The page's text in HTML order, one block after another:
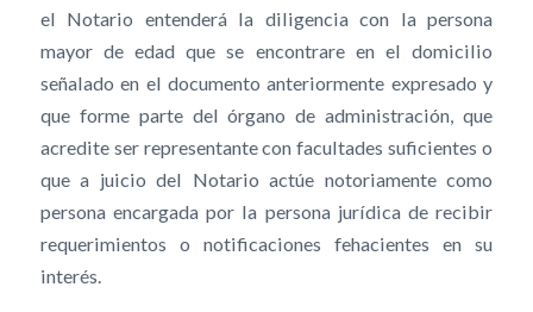
el Notario entenderá la diligencia con la persona
mayor de edad que se encontrare en el domicilio
señalado en el documento anteriormente expresado y
que forme parte del órgano de administración, que
acredite ser representante con facultades suficientes o
que a juicio del Notario actúe notoriamente como
persona encargada por la persona jurídica de recibir
requerimientos o notificaciones fehacientes en su
interés.